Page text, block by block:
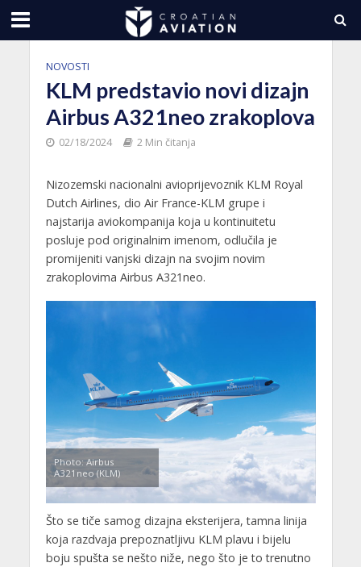
NOVOSTI
KLM predstavio novi dizajn
Airbus A321neo zrakoplova
02/18/2024 2 Min čitanja
Nizozemski nacionalni avioprijevoznik KLM Royal
Dutch Airlines, dio Air France-KLM grupe i
najstarija aviokompanija koja u kontinuitetu
posluje pod originalnim imenom, odlučila je
promijeniti vanjski dizajn na svojim novim
zrakoplovima Airbus A321neo.
Photo: Airbus
A321neo (KLM)
Što se tiče samog dizajna eksterijera, tamna linija
koja razdvaja prepoznatljivu KLM plavu i bijelu
boju spušta se nešto niže, nego što je to trenutno